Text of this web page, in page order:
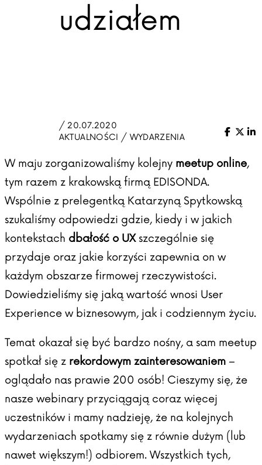
udziałem
/ 20.07.2020
AKTUALNOŚCI / WYDARZENIA
X
W maju zorganizowaliśmy kolejny meetup online,
tym razem z krakowską firmą EDISONDA.
Wspólnie z prelegentką Katarzyną Spytkowską
szukaliśmy odpowiedzi gdzie, kiedy i w jakich
kontekstach dbałość o UXszczególnie się
przydaje oraz jakie korzyści zapewnia on w
każdym obszarze firmowej rzeczywistości.
Dowiedzieliśmy się jaką wartość wnosi User
Experience w biznesowym, jak i codziennym życiu.
Temat okazał się być bardzo nośny, a sam meetup
spotkał się z rekordowym zainteresowaniem –
oglądało nas prawie 200 osób! Cieszymy się, że
nasze webinary przyciągają coraz więcej
uczestników i mamy nadzieję, że na kolejnych
wydarzeniach spotkamy się z równie dużym (lub
nawet większym!) odbiorem. Wszystkich tych,